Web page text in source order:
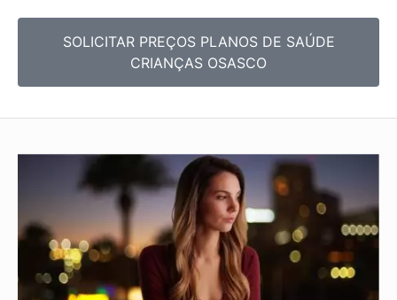
SOLICITAR PREÇOS PLANOS DE SAÚDE
CRIANÇAS OSASCO